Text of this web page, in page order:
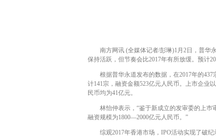
南方网讯 (全媒体记者/彭琳)1月2日，普华永
保持活跃，但节奏会比2017年有所放缓。预计
根据普华永道发布的数据，在2017年的437
计141宗，融资金额523亿元人民币。上市企业
民币均为41亿元。
林怡仲表示，“鉴于新成立的发审委的上巿审
融资规模为1800—2000亿元人民币。”
综观2017年香港市场，IPO活动实现了破纪